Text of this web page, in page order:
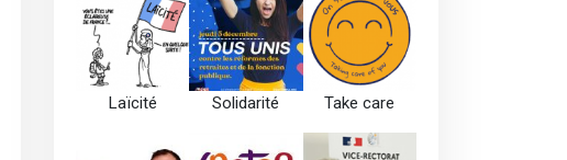
Laïcité Solidarité Take care